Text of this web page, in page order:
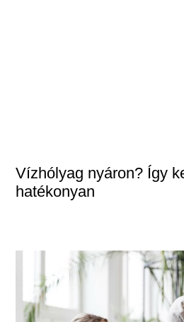
Vízhólyag nyáron? Így
hatékonyan